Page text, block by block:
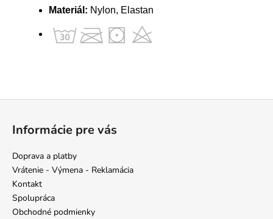
Materiál: Nylon, Elastan
Informácie pre vás
Doprava a platby
Vrátenie - Výmena - Reklamácia
Kontakt
Spolupráca
Obchodné podmienky